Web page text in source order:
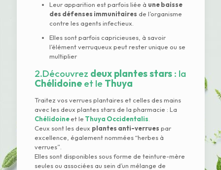
Leur apparition est parfois liée à une baisse
des défenses immunitaires de l’organisme
contre les agents infectieux.
Elles sont parfois capricieuses, à savoir
l’élément verruqueux peut rester unique ou se
multiplier
2.Découvrez deux plantes stars: la
Chélidoine et le Thuya
Traitez vos verrues plantaires et celles des mains
avec les deux plantes stars de la pharmacie : La
Chélidoine et le Thuya Occidentalis
Ceux sont les deux plantes anti-verrues par
excellence, également nommées “herbes à
verrues”.
Elles sont disponibles sous forme de teinture-mère
seules ou associées au sein d’un mélange de